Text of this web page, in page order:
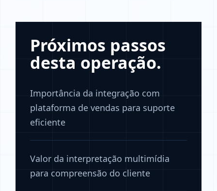
Próximos passos
desta operação.
Importância da integração com
plataforma de vendas para suporte
eficiente
Valor da interpretação multimídia
para compreensão do cliente